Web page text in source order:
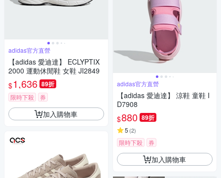
adidas官方直營
【adidas 愛迪達】 ECLYPTIX
2000 運動休閒鞋 女鞋 JI2849
$1,636 89折
限時下殺 券
加入購物車
adidas官方直營
【adidas 愛迪達】 涼鞋 童鞋 I
D7908
$880 89折
5 (2)
限時下殺 券
加入購物車